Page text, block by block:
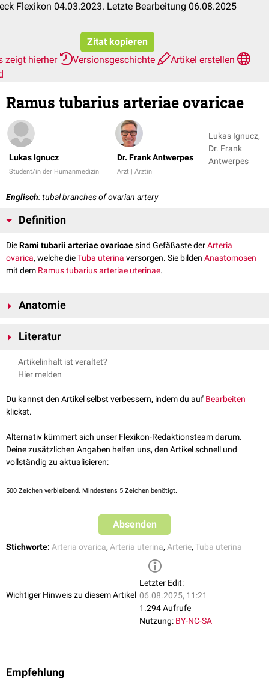
Flexikon 04.03.2023. Letzte Bearbeitung 06.08.2025
Zitat kopieren
zeigt hierher
Versionsgeschichte
Artikel erstellen
Ramus tubarius arteriae ovaricae
Lukas Ignucz
Student/in der Humanmedizin
Dr. Frank Antwerpes
Arzt | Ärztin
Lukas Ignucz,
Dr. Frank
Antwerpes
Englisch: tubal branches of ovarian artery
Definition
DieRami tubarii arteriae ovaricaesind Gefäßaste derArteria
ovarica, welche dieTuba uterina versorgen. Sie bilden Anastomosen
mit dem Ramus tubarius arteriae uterinae.
Anatomie
Ligamentum suspensorium ovarii
Literatur
Michael Schünke, Prometheus, Innere Organe, 5. Auflage, Thieme
Artikelinhalt ist veraltet?
Hier melden
Du kannst den Artikel selbst verbessern, indem du auf Bearbeiten
klickst.
Alternativ kümmert sich unser Flexikon-Redaktionsteam darum.
Deine zusätzlichen Angaben helfen uns, den Artikel schnell und
vollständig zu aktualisieren:
500 Zeichen verbleibend. Mindestens 5 Zeichen benötigt.
Absenden
Stichworte: Arteria ovarica, Arteria uterina, Arterie, Tuba uterina
Wichtiger Hinweis zu diesem Artikel
Letzter Edit:
06.08.2025, 11:21
1.294 Aufrufe
Nutzung: BY-NC-SA
Empfehlung